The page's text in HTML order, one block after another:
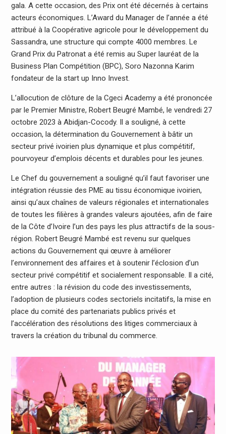
gala. A cette occasion, des Prix ont été décernés à certains
acteurs économiques. L’Award du Manager de l’année a été
attribué à la Coopérative agricole pour le développement du
Sassandra, une structure qui compte 4000 membres. Le
Grand Prix du Patronat a été remis au Super lauréat de la
Business Plan Compétition (BPC), Soro Nazonna Karim
fondateur de la start up Inno Invest.
L’allocution de clôture de la Cgeci Academy a été prononcée
par le Premier Ministre, Robert Beugré Mambé, le vendredi 27
octobre 2023 à Abidjan-Cocody. Il a souligné, à cette
occasion, la détermination du Gouvernement à bâtir un
secteur privé ivoirien plus dynamique et plus compétitif,
pourvoyeur d’emplois décents et durables pour les jeunes.
Le Chef du gouvernement a souligné qu’il faut favoriser une
intégration réussie des PME au tissu économique ivoirien,
ainsi qu’aux chaînes de valeurs régionales et internationales
de toutes les filières à grandes valeurs ajoutées, afin de faire
de la Côte d’Ivoire l’un des pays les plus attractifs de la sous-
région. Robert Beugré Mambé est revenu sur quelques
actions du Gouvernement qui œuvre à améliorer
l’environnement des affaires et à soutenir l’éclosion d’un
secteur privé compétitif et socialement responsable. Il a cité,
entre autres : la révision du code des investissements,
l’adoption de plusieurs codes sectoriels incitatifs, la mise en
place du comité des partenariats publics privés et
l’accélération des résolutions des litiges commerciaux à
travers la création du tribunal du commerce.